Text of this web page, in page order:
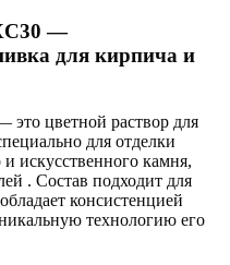
—
для кирпича и
это цветной раствор для
для отделки
искусственного камня,
. Состав подходит для
консистенцией
технологию его